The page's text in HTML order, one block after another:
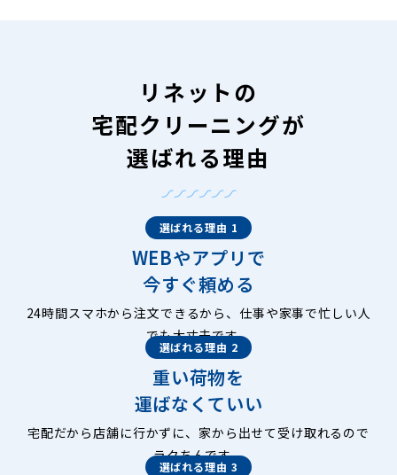
リネットの
宅配クリーニングが
選ばれる理由
選ばれる理由 1
WEBやアプリで
今すぐ頼める
24時間スマホから注文できるから、仕事や家事で忙しい人
でも大丈夫です。
選ばれる理由 2
重い荷物を
運ばなくていい
宅配だから店舗に行かずに、家から出せて受け取れるので
ラクちんです。
選ばれる理由 3